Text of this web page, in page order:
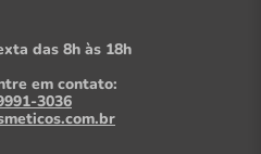
das 8h às 18h
em contato:
3036